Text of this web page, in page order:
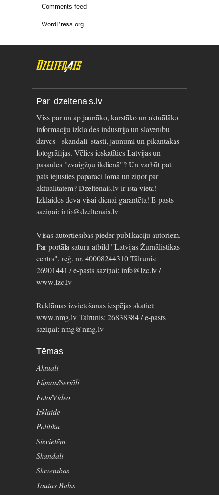
Comments feed
WordPress.org
Par dzeltenais.lv
Viss par un ap jaunāko, karstāko un aktuālāko
informāciju izklaides industrijā un slavenību
dzīvēs - skandāli, stāsti, jaunumi un pikantākās
fotogrāfijas. Vēlies ieskatīties Latvijas un
pasaules "zvaigžņu ikdienā"? Un varbūt pat
pats iejusties paparaci lomā un ziņot par
aktualitātēm? Dzeltenais.lv ir īstā vieta!
Izklaides deva visai dienai garantēta! E-pasts
saziņai: info@dzeltenais.lv
Visas autortiesības pieder publikāciju autoriem.
Par portāla saturu atbild "Latvijas Žurnālistikas
centrs", reģ. nr. 40008244310 Tālrunis:
26901441 / e-pasts saziņai: info@lzc.lv /
www.lzc.lv
Reklāmas izvietošanas iespējas skatiet:
www.nmg.lv Tālrunis: 26838384 / e-pasts
saziņai: nmg@nmg.lv
Tēmas
Aktuāli
Filmas/Seriāli
Foto/Video
Izklaide
Politika
Sievietēm
Skandāli
Slavenības
Tautas Balss